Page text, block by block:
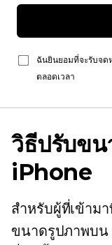
ฉันยินยอมที่จะรับจด
ตลอดเวลา
วิธีปรับข
iPhone
สำหรับผู้ที่เข้าม
ขนาดรูปภาพบน